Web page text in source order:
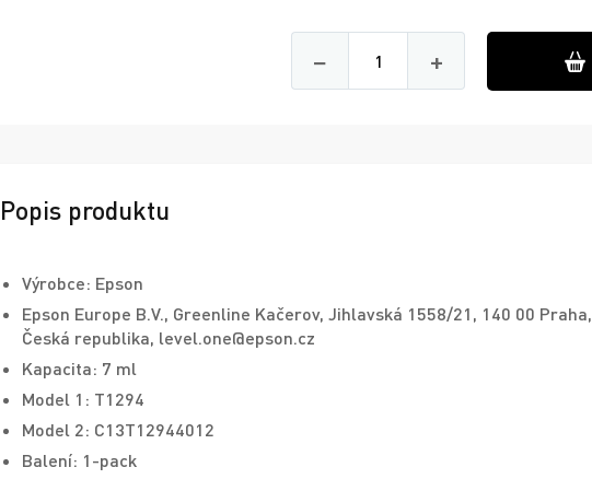
−
Množství
+
Popis produktu
Výrobce: Epson
Epson Europe B.V., Greenline Kačerov, Jihlavská 1558/21, 140 00 Praha,
Česká republika, level.one@epson.cz
Kapacita: 7 ml
Model 1: T1294
Model 2: C13T12944012
Balení: 1-pack